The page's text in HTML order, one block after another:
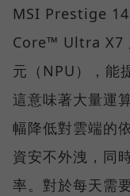
MSI Prestige
Core™ Ultra X7
元（NPU），能
這意味著大量運
幅降低對雲端的
資安不外洩，同
率。對於每天需